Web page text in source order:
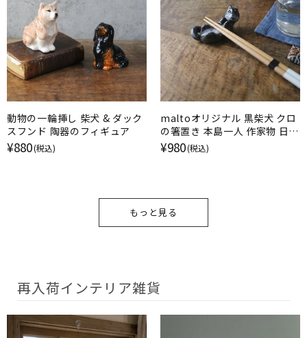
動物の一輪挿し 柴犬 & ダック
スフンド 陶器のフィギュア
¥880(税込)
maltoオリジナル 黒柴犬 クロ
の箸置き 本島一人 作家物 日本
製 甘えのポーズ
¥980(税込)
もっと見る
再入荷インテリア雑貨